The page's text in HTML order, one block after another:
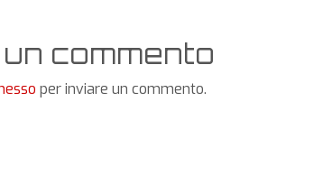
commento
per inviare un commento.